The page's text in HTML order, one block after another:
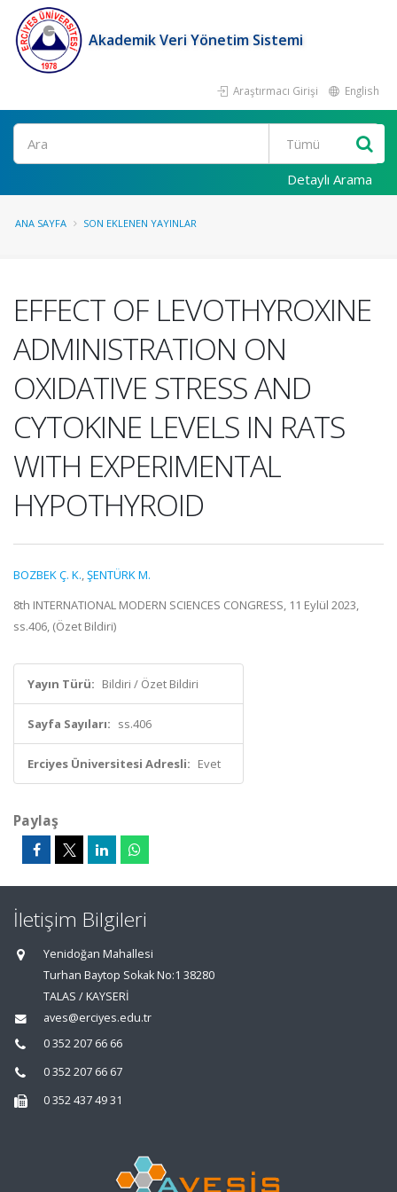
Akademik Veri Yönetim Sistemi
Araştırmacı Girişi English
Ara
Detaylı Arama
ANA SAYFA SON EKLENEN YAYINLAR
EFFECT OF LEVOTHYROXINE
ADMINISTRATION ON
OXIDATIVE STRESS AND
CYTOKINE LEVELS IN RATS
WITH EXPERIMENTAL
HYPOTHYROID
BOZBEK Ç. K.,ŞENTÜRK M.
8th INTERNATIONAL MODERN SCIENCES CONGRESS, 11 Eylül 2023,
ss.406, (Özet Bildiri)
Yayın Türü: Bildiri / Özet Bildiri
Sayfa Sayıları: ss.406
Erciyes Üniversitesi Adresli: Evet
Paylaş
İletişim Bilgileri
Yenidoğan Mahallesi
Turhan Baytop Sokak No:1 38280
TALAS / KAYSERİ
aves@erciyes.edu.tr
0 352 207 66 66
0 352 207 66 67
0 352 437 49 31